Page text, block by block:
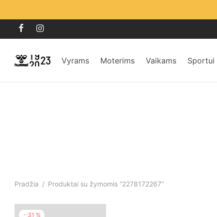
Vyrams Moterims Vaikams Sportui
Pradžia / Produktai su žymomis “2278172267”
- 31 %